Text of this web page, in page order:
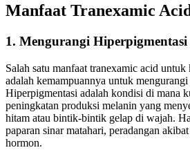
Manfaat Tranexamic
1. Mengurangi
Salah satu manfaat tranexamic acid
adalah kemampuannya untuk
Hiperpigmentasi adalah kondisi di mana
peningkatan produksi melanin yang
hitam atau bintik-bintik gelap di wajah.
paparan sinar matahari, peradangan
hormon.